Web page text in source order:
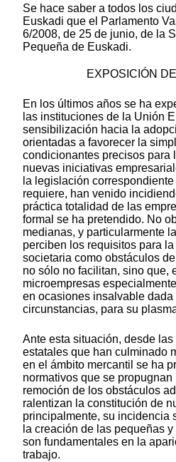
Se hace saber a todos los
Euskadi que el Parlamento
6/2008, de 25 de junio, de la
Pequeña de Euskadi.
EXPOSICIÓN
En los últimos años se ha
las instituciones de la Unión
sensibilización hacia la
orientadas a favorecer la
condicionantes precisos para
nuevas iniciativas
la legislación
requiere, han venido
práctica totalidad de las
formal se ha pretendido. No
medianas, y particularmente
perciben los requisitos para
societaria como obstáculos
no sólo no facilitan, sino que,
microempresas
en ocasiones insalvable dada
circunstancias, para su
Ante esta situación, desde
estatales que han culminado
en el ámbito mercantil se ha
normativos que se
remoción de los obstáculos
ralentizan la constitución de
principalmente, su incidencia
la creación de las pequeñas
son fundamentales en la
trabajo.